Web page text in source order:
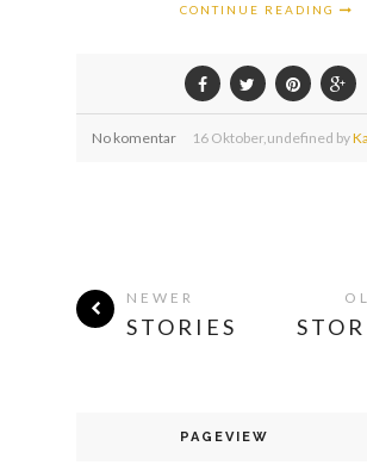
CONTINUE READING
No komentar 16 Oktober,undefined by
NEWER
STORIES
PAGEVIEW